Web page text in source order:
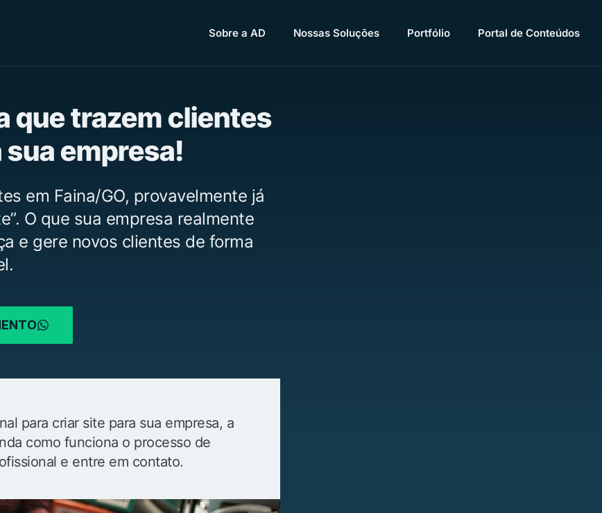
Sobre a AD Nossas Soluções Portfólio Portal de Conteúdos
que trazem clientes
empresa!
em Faina/GO, provavelmente já
O que sua empresa realmente
e gere novos clientes de forma
para criar site para sua empresa, a
como funciona o processo de
e entre em contato.